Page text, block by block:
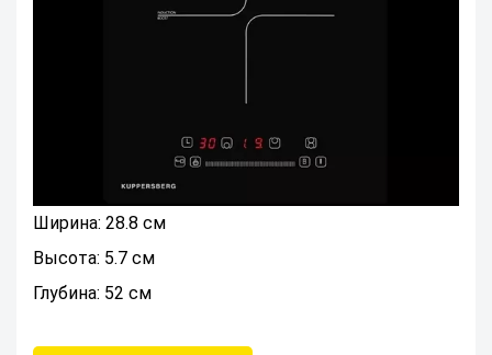
Ширина: 28.8 см
Высота: 5.7 см
Глубина: 52 см